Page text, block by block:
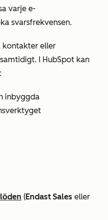
varje e-
svarsfrekvensen.
kontakter eller
I HubSpot kan
inbyggda
(Endast Sales eller